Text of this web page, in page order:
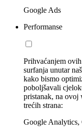
Google Ads
Performanse
Prihvaćanjem
surfanja unutar
kako bismo
poboljšavali
pristanak, na ovoj
trećih strana:
Google